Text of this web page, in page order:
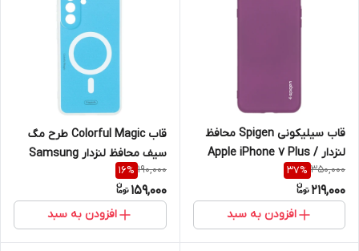
قاب سیلیکونی Spigen محافظ
لنزدار Apple iPhone 7 Plus /
iPhone 8 Plus
350,000
37%
219,000
افزودن به سبد
قاب Colorful Magic طرح مگ
سیف محافظ لنزدار Samsung
Galaxy A57
190,000
16%
159,000
افزودن به سبد